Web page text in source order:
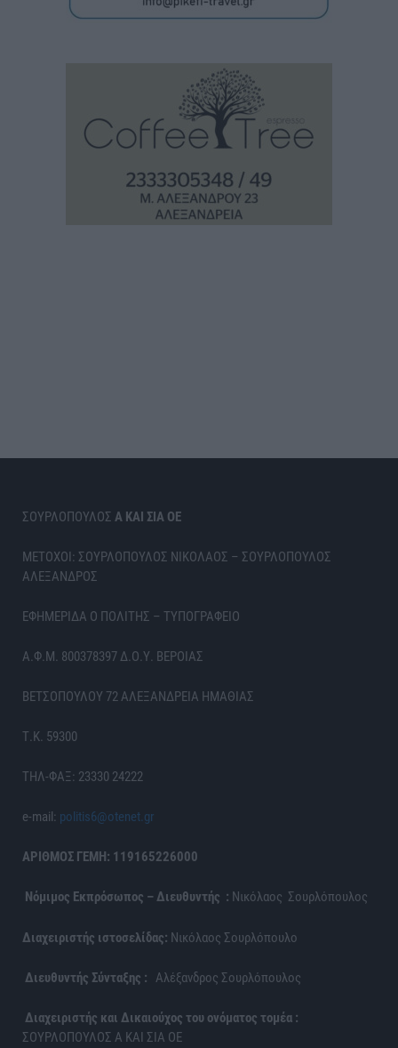
ΣΟΥΡΛΟΠΟΥΛΟΣ Α ΚΑΙ ΣΙΑ ΟΕ
ΜΕΤΟΧΟΙ: ΣΟΥΡΛΟΠΟΥΛΟΣ ΝΙΚΟΛΑΟΣ – ΣΟΥΡΛΟΠΟΥΛΟΣ
ΑΛΕΞΑΝΔΡΟΣ
ΕΦΗΜΕΡΙΔΑ Ο ΠΟΛΙΤΗΣ – ΤΥΠΟΓΡΑΦΕΙΟ
Α.Φ.Μ. 800378397 Δ.Ο.Υ. ΒΕΡΟΙΑΣ
ΒΕΤΣΟΠΟΥΛΟΥ 72 ΑΛΕΞΑΝΔΡΕΙΑ ΗΜΑΘΙΑΣ
Τ.Κ. 59300
ΤΗΛ-ΦΑΞ: 23330 24222
e-mail: politis6@otenet.gr
ΑΡΙΘΜΟΣ ΓΕΜΗ: 119165226000
Νόμιμος Εκπρόσωπος – Διευθυντής : Νικόλαος Σουρλόπουλος
Διαχειριστής ιστοσελίδας: Νικόλαος Σουρλόπουλο
Διευθυντής Σύνταξης : Αλέξανδρος Σουρλόπουλος
Διαχειριστής και Δικαιούχος του ονόματος τομέα :
ΣΟΥΡΛΟΠΟΥΛΟΣ Α ΚΑΙ ΣΙΑ ΟΕ